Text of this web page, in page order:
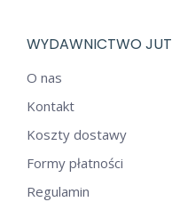
WYDAWNICTWO JUT
O nas
Kontakt
Koszty dostawy
Formy płatności
Regulamin